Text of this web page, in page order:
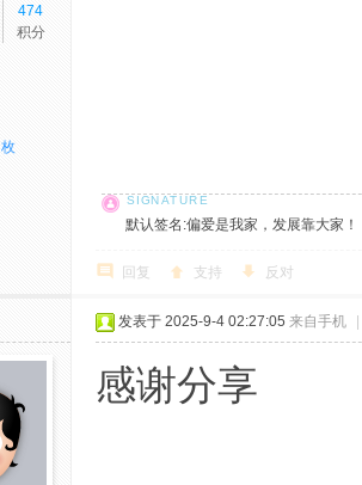
474
积分
枚
默认签名:偏爱是我家，发展靠大家
回复 支持 反对
发表于 2025-9-4 02:27:05 来自手机
感谢分享